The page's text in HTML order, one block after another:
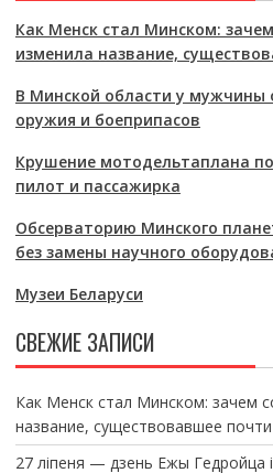
Как Менск стал Минском:
изменила название,
В Минской области у мужчины
оружия и боеприпасов
Крушение мотодельтаплана
пилот и пассажирка
Обсерваторию Минского
без замены научного
Музеи Беларуси
СВЕЖИЕ ЗАПИСИ
Как Менск стал Минском: зачем
название, существовавшее
27 ліпеня — дзень Ежы Гедройца